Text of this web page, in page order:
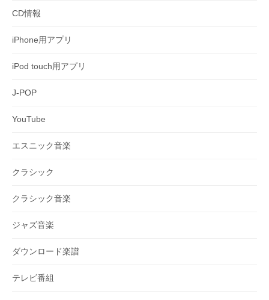
CD情報
iPhone用アプリ
iPod touch用アプリ
J-POP
YouTube
エスニック音楽
クラシック
クラシック音楽
ジャズ音楽
ダウンロード楽譜
テレビ番組